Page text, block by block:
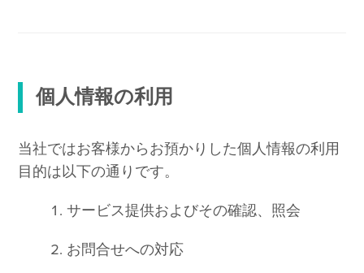
個人情報の利用
当社ではお客様からお預かりした個人情報の利用
目的は以下の通りです。
サービス提供およびその確認、照会
お問合せへの対応